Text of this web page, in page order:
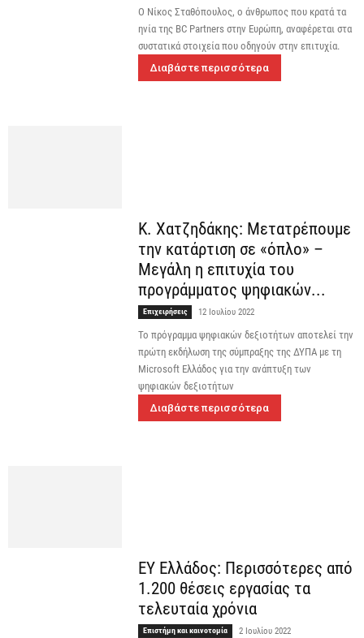
O Νίκος Σταθόπουλος, ο άνθρωπος που κρατά τα
ηνία της BC Partners στην Ευρώπη, αναφέρεται στα
συστατικά στοιχεία που οδηγούν στην επιτυχία.
Διαβάστε περισσότερα
Κ. Χατζηδάκης: Μετατρέπουμε
την κατάρτιση σε «όπλο» –
Μεγάλη η επιτυχία του
προγράμματος ψηφιακών...
Επιχειρήσεις 12 Ιουλίου 2022
Το πρόγραμμα ψηφιακών δεξιοτήτων αποτελεί την
πρώτη εκδήλωση της σύμπραξης της ΔΥΠΑ με τη
Microsoft Ελλάδος για την ανάπτυξη των
ψηφιακών δεξιοτήτων
Διαβάστε περισσότερα
ΕΥ Ελλάδος: Περισσότερες από
1.200 θέσεις εργασίας τα
τελευταία χρόνια
Επιστήμη και καινοτομία 2 Ιουλίου 2022